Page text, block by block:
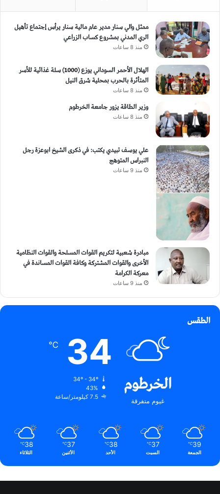
ممثل والي سنار مدير عام مالية سنار يرأس إجتماع تأهيل
الري المدني بمشروع كساب الزراعي
منذ 8 ساعات
الهلال الأحمر السوداني يوزع (1000) سلة غذائية للأسر
المتأثرة بالحرب بمحلية شرق النيل
منذ 8 ساعات
وزير الطاقة يزور جامعة الخرطوم
منذ 8 ساعات
علي يوسف تبيدي يكتب: في ذكرى الشيخ ابوعزة رجل
النبراس المتوهج
منذ 9 ساعات
مبادرة شعبية لتكريم القوات المسلحة والقوات النظامية
الأخرى والقوات المشتركة وكافة القوات المساندة في
معركة الكرامة
منذ 9 ساعات
الطقس
الخرطوم
غيوم متفرقة
34
℃
43%
7.5 كيلومتر/ساعة
39
℃
الجمعة
37
℃
السبت
38
℃
الأحد
37
℃
الأثنين
38
℃
الثلاثاء